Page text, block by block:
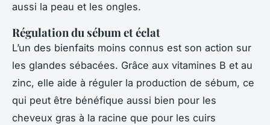
aussi la peau et les ongles.
Régulation du sébum et éclat
L’un des bienfaits moins connus est son action sur
les glandes sébacées. Grâce aux vitamines B et au
zinc, elle aide à réguler la production de sébum, ce
qui peut être bénéfique aussi bien pour les
cheveux gras à la racine que pour les cuirs